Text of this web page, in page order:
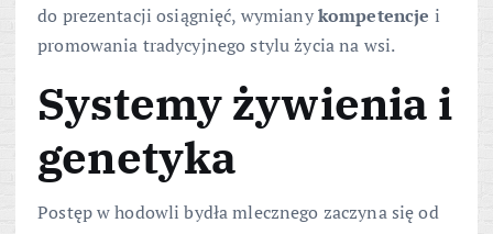
do prezentacji osiągnięć, wymianykompetencje i
promowania tradycyjnego stylu życia na wsi.
Systemy żywienia i
genetyka
Postęp w hodowli bydła mlecznego zaczyna się od